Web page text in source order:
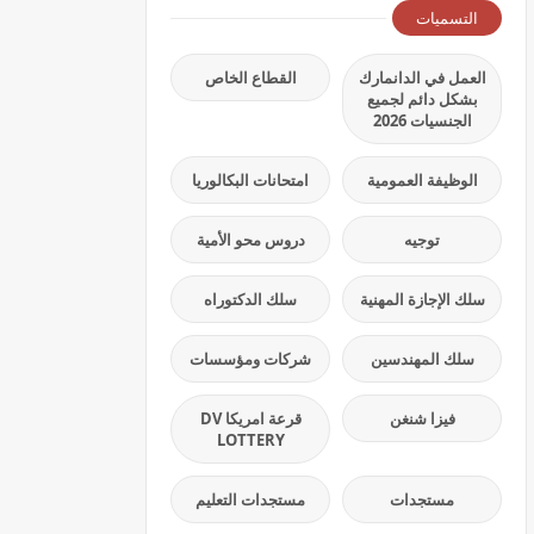
التسميات
العمل في الدانمارك
بشكل دائم لجميع
الجنسيات 2026
القطاع الخاص
الوظيفة العمومية امتحانات البكالوريا
توجيه دروس محو الأمية
سلك الإجازة المهنية سلك الدكتوراه
سلك المهندسين شركات ومؤسسات
فيزا شنغن
قرعة امريكا DV
LOTTERY
مستجدات مستجدات التعليم